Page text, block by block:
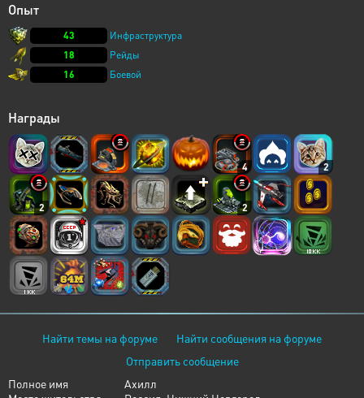
Опыт
43
Инфраструктура
18
Рейды
16
Боевой
Награды
4 2
2 2
Найти темы на форуме
Найти сообщения на форуме
Отправить сообщение
Полное имя
Ахилл